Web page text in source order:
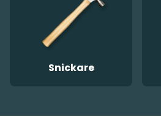
Snickare